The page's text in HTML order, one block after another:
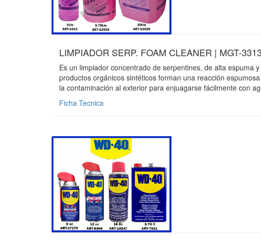
LIMPIADOR SERP. FOAM CLEANER | MGT-
Es un limpiador concentrado de serpentines, de alta espuma
productos orgánicos sintéticos forman una reacción
la contaminación al exterior para enjuagarse fácilmente con
Ficha Tecnica